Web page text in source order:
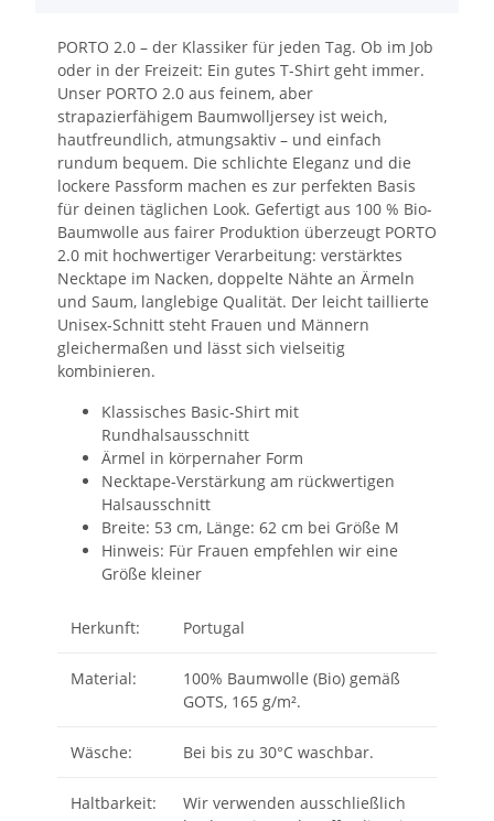
PORTO 2.0 – der Klassiker für jeden Tag. Ob im Job
oder in der Freizeit: Ein gutes T-Shirt geht immer.
Unser PORTO 2.0 aus feinem, aber
strapazierfähigem Baumwolljersey ist weich,
hautfreundlich, atmungsaktiv – und einfach
rundum bequem. Die schlichte Eleganz und die
lockere Passform machen es zur perfekten Basis
für deinen täglichen Look. Gefertigt aus 100 % Bio-
Baumwolle aus fairer Produktion überzeugt PORTO
2.0 mit hochwertiger Verarbeitung: verstärktes
Necktape im Nacken, doppelte Nähte an Ärmeln
und Saum, langlebige Qualität. Der leicht taillierte
Unisex-Schnitt steht Frauen und Männern
gleichermaßen und lässt sich vielseitig
kombinieren.
Klassisches Basic-Shirt mit
Rundhalsausschnitt
Ärmel in körpernaher Form
Necktape-Verstärkung am rückwertigen
Halsausschnitt
Breite: 53 cm, Länge: 62 cm bei Größe M
Hinweis: Für Frauen empfehlen wir eine
Größe kleiner
Herkunft: Portugal
Material:
100% Baumwolle (Bio) gemäß
GOTS, 165 g/m².
Wäsche: Bei bis zu 30°C waschbar.
Haltbarkeit:
Wir verwenden ausschließlich